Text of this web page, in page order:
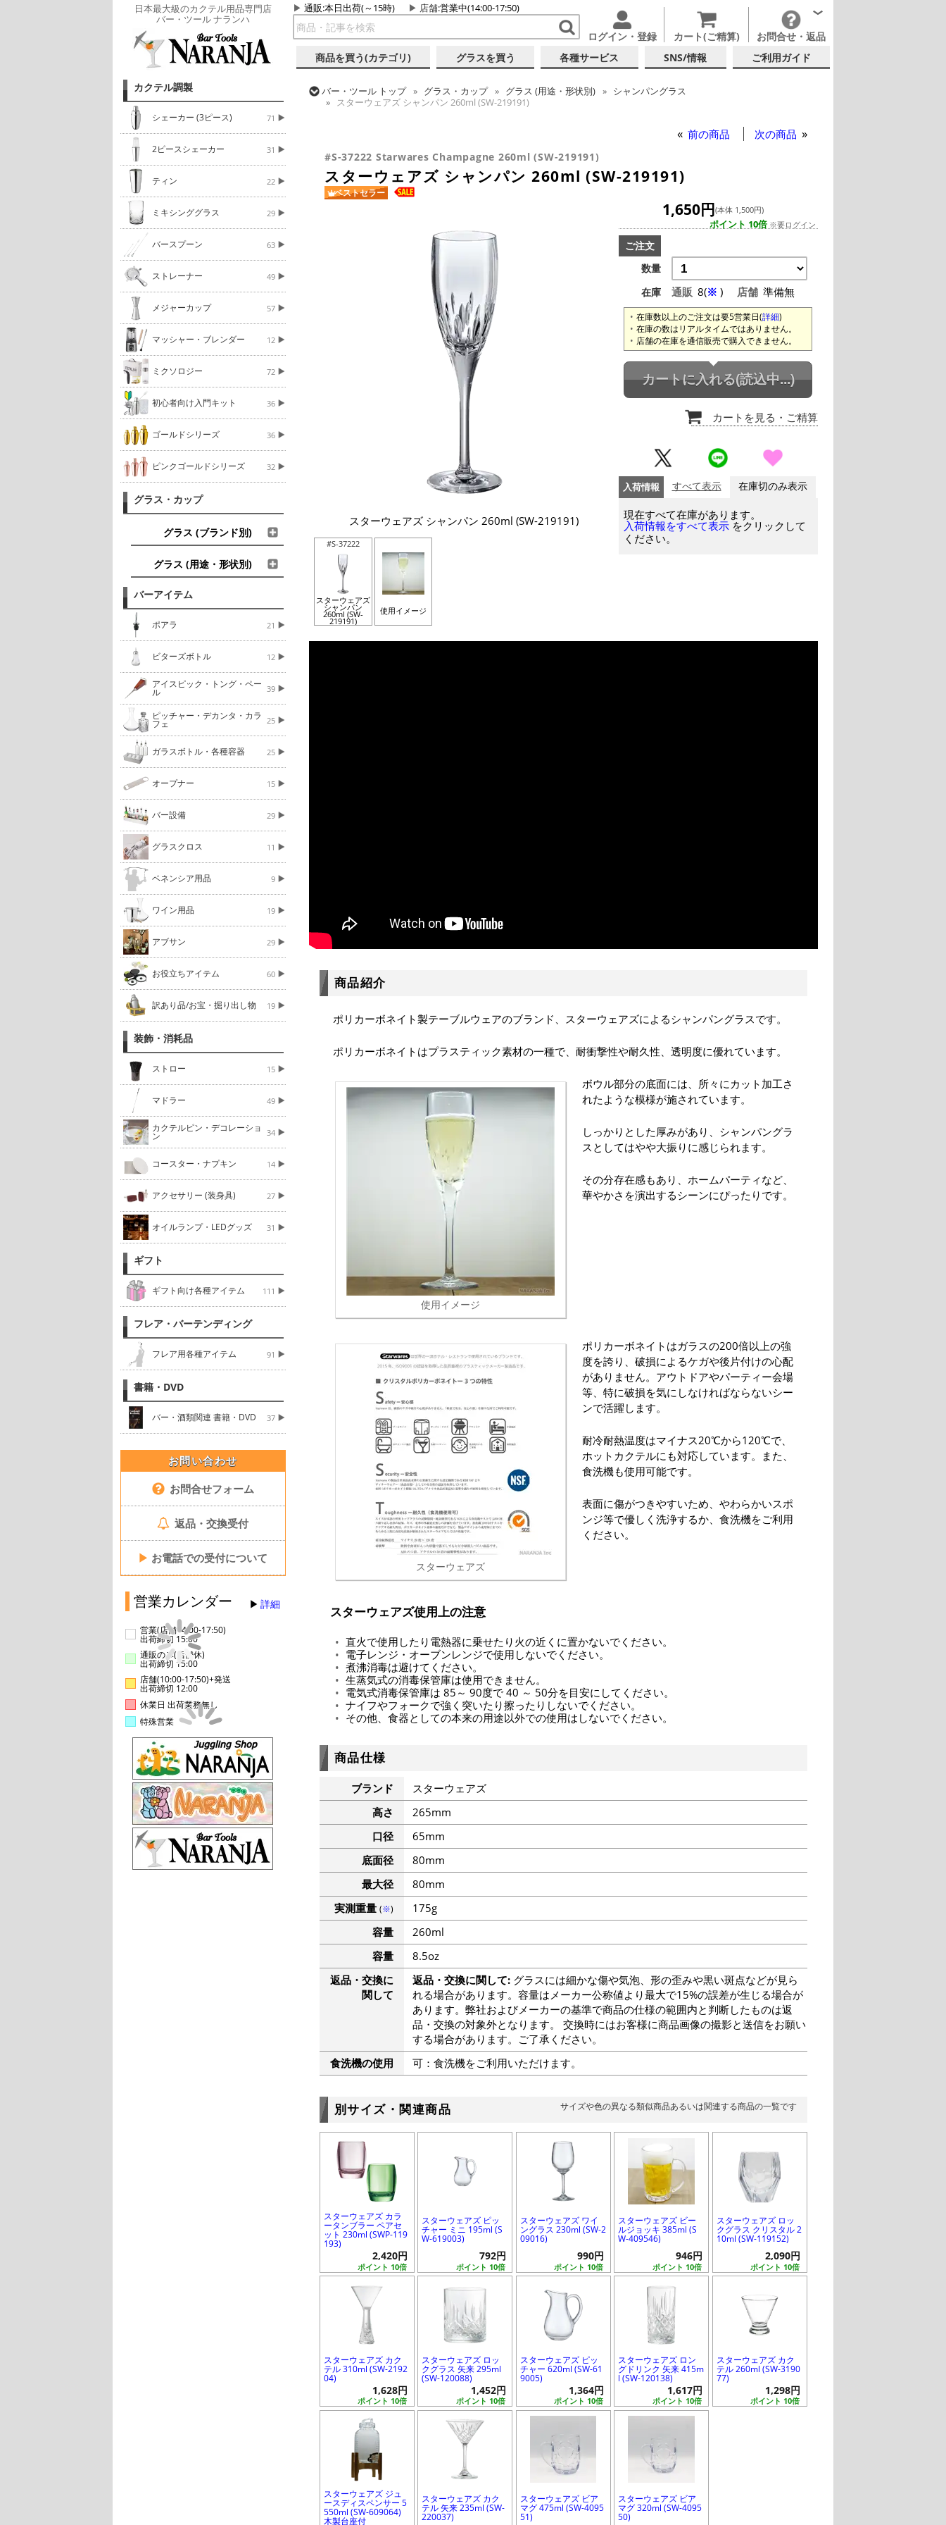
日本最大級のカクテル用品専門店
バー・ツール ナランハ
通販:本日出荷(～15時) 店舗:営業中(14:00-17:50)
ログイン・登録 カート(ご精算) お問合せ・返品
商品を買う(カテゴリ) グラスを買う 各種サービス SNS/情報 ご利用ガイド
カクテル調製
シェーカー (3ピース) 71
2ピースシェーカー 31
ティン 22
ミキシンググラス 29
バースプーン 63
ストレーナー 49
メジャーカップ 57
マッシャー・ブレンダー 12
ミクソロジー 72
初心者向け入門キット 36
ゴールドシリーズ 36
ピンクゴールドシリーズ 32
グラス・カップ
グラス (ブランド別)
グラス (用途・形状別)
バーアイテム
ポアラ 21
ビターズボトル 12
アイスピック・トング・ペー
ル 39
ピッチャー・デカンタ・カラ
フェ 25
ガラスボトル・各種容器 25
オープナー 15
バー設備 29
グラスクロス 11
ベネンシア用品 9
ワイン用品 19
アブサン 29
お役立ちアイテム 60
訳あり品/お宝・掘り出し物 19
装飾・消耗品
ストロー 15
マドラー 49
カクテルピン・デコレーショ
ン 34
コースター・ナプキン 14
アクセサリー (装身具) 27
オイルランプ・LEDグッズ 31
ギフト
ギフト向け各種アイテム 111
フレア・バーテンディング
フレア用各種アイテム 91
書籍・DVD
バー・酒類関連 書籍・DVD 37
お問い合わせ
お問合せフォーム
返品・交換受付
▶ お電話での受付について
営業カレンダー 詳細
営業(店舗14:00-17:50)
出荷締切 15:00
通販のみ(店舗休)
出荷締切 15:00
店舗(10:00-17:50)+発送
出荷締切 12:00
休業日 出荷業務無し
特殊営業
バー・ツール トップ グラス・カップ グラス (用途・形状別)
シャンパングラス
スターウェアズ シャンパン 260ml (SW-219191)
前の商品 次の商品
#S-37222 Starwares Champagne 260ml (SW-219191)
スターウェアズ シャンパン 260ml (SW-219191)
ベストセラー
スターウェアズ シャンパン 260ml (SW-219191)
#S-37222
スターウェアズ
シャンパン
260ml (SW-
219191)
使用イメージ
1,650円(本体 1,500円)
ポイント 10倍 ※要ログイン
ご注文
数量
在庫
通販 8(※ ) 店舗 準備無
在庫数以上のご注文は要5営業日(詳細)
在庫の数はリアルタイムではありません。
店舗の在庫を通信販売で購入できません。
カートに入れる(読込中...)
カートを見る ・ご精算
入荷情報 すべて表示 在庫切のみ表示
現在すべて在庫があります。
入荷情報をすべて表示 をクリックして
ください。
商品紹介
ポリカーボネイト製テーブルウェアのブランド、スターウェアズによるシャンパングラスです。
ポリカーボネイトはプラスティック素材の一種で、耐衝撃性や耐久性、透明度に優れています。
使用イメージ
ボウル部分の底面には、所々にカット加工さ
れたような模様が施されています。
しっかりとした厚みがあり、シャンパングラ
スとしてはやや大振りに感じられます。
その分存在感もあり、ホームパーティなど、
華やかさを演出するシーンにぴったりです。
スターウェアズ
ポリカーボネイトはガラスの200倍以上の強
度を誇り、破損によるケガや後片付けの心配
がありません。アウトドアやパーティー会場
等、特に破損を気にしなければならないシー
ンで活躍します。
耐冷耐熱温度はマイナス20℃から120℃で、
ホットカクテルにも対応しています。また、
食洗機も使用可能です。
表面に傷がつきやすいため、やわらかいスポ
ンジ等で優しく洗浄するか、食洗機をご利用
ください。
スターウェアズ使用上の注意
直火で使用したり電熱器に乗せたり火の近くに置かないでください。
電子レンジ・オーブンレンジで使用しないでください。
煮沸消毒は避けてください。
生蒸気式の消毒保管庫は使用できません。
電気式消毒保管庫は 85～ 90度で 40 ～ 50分を目安にしてください。
ナイフやフォークで強く突いたり擦ったりしないでください。
その他、食器としての本来の用途以外での使用はしないでください。
商品仕様
ブランド
スターウェアズ
高さ
265mm
口径
65mm
底面径
80mm
最大径
80mm
実測重量 (※)
175g
容量
260ml
容量
8.5oz
返品・交換に
関して
返品・交換に関して:グラスには細かな傷や気泡、形の歪みや黒い斑点などが見ら
れる場合があります。容量はメーカー公称値より最大で15%の誤差が生じる場合が
あります。弊社およびメーカーの基準で商品の仕様の範囲内と判断したものは返
品・交換の対象外となります。 交換時にはお客様に商品画像の撮影と送信をお願い
する場合があります。ご了承ください。
食洗機の使用
可：食洗機をご利用いただけます。
別サイズ・関連商品 サイズや色の異なる類似商品あるいは関連する商品の一覧です
スターウェアズ カラ
ータンブラー ペアセ
ット 230ml (SWP-119
193)
ポイント 10倍
2,420円
スターウェアズ ピッ
チャー ミニ 195ml (S
W-619003)
ポイント 10倍
792円
スターウェアズ ワイ
ングラス 230ml (SW-2
09016)
ポイント 10倍
990円
スターウェアズ ビー
ルジョッキ 385ml (S
W-409546)
ポイント 10倍
946円
スターウェアズ ロッ
クグラス クリスタル 2
10ml (SW-119152)
ポイント 10倍
2,090円
スターウェアズ カク
テル 310ml (SW-2192
04)
ポイント 10倍
1,628円
スターウェアズ ロッ
クグラス 矢来 295ml
(SW-120088)
ポイント 10倍
1,452円
スターウェアズ ピッ
チャー 620ml (SW-61
9005)
ポイント 10倍
1,364円
スターウェアズ ロン
グドリンク 矢来 415m
l (SW-120138)
ポイント 10倍
1,617円
スターウェアズ カク
テル 260ml (SW-3190
77)
ポイント 10倍
1,298円
スターウェアズ ジュ
ースディスペンサー 5
550ml (SW-609064)
木製台座付
スターウェアズ カク
テル 矢来 235ml (SW-
220037)
スターウェアズ ビア
マグ 475ml (SW-4095
51)
スターウェアズ ビア
マグ 320ml (SW-4095
50)